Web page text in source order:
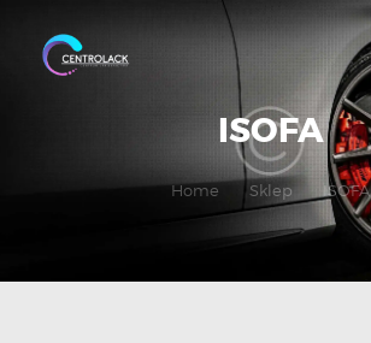
ISOFA
Home Sklep ISOFA
O NAS